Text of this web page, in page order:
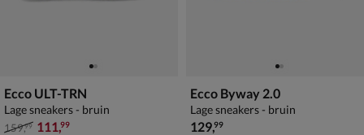
Ecco ULT-TRN
Lage sneakers - bruin
van € 159,99 voor € 111,99
159,99 111,99
Ecco Byway 2.0
Lage sneakers - bruin
€ 129,99
129,99